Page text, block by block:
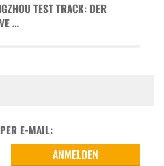
TEST TRACK: DER
…
E-MAIL: